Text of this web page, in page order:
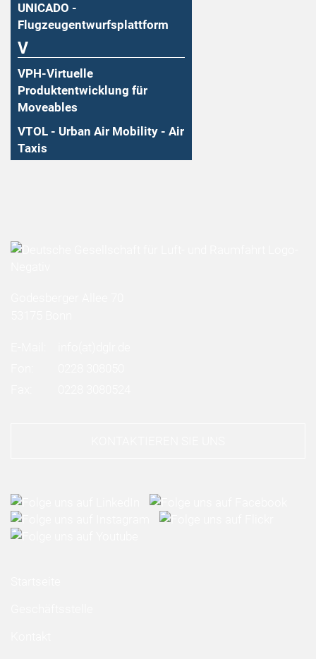
UNICADO -
Flugzeugentwurfsplattform
V
VPH-Virtuelle
Produktentwicklung für
Moveables
VTOL - Urban Air Mobility - Air
Taxis